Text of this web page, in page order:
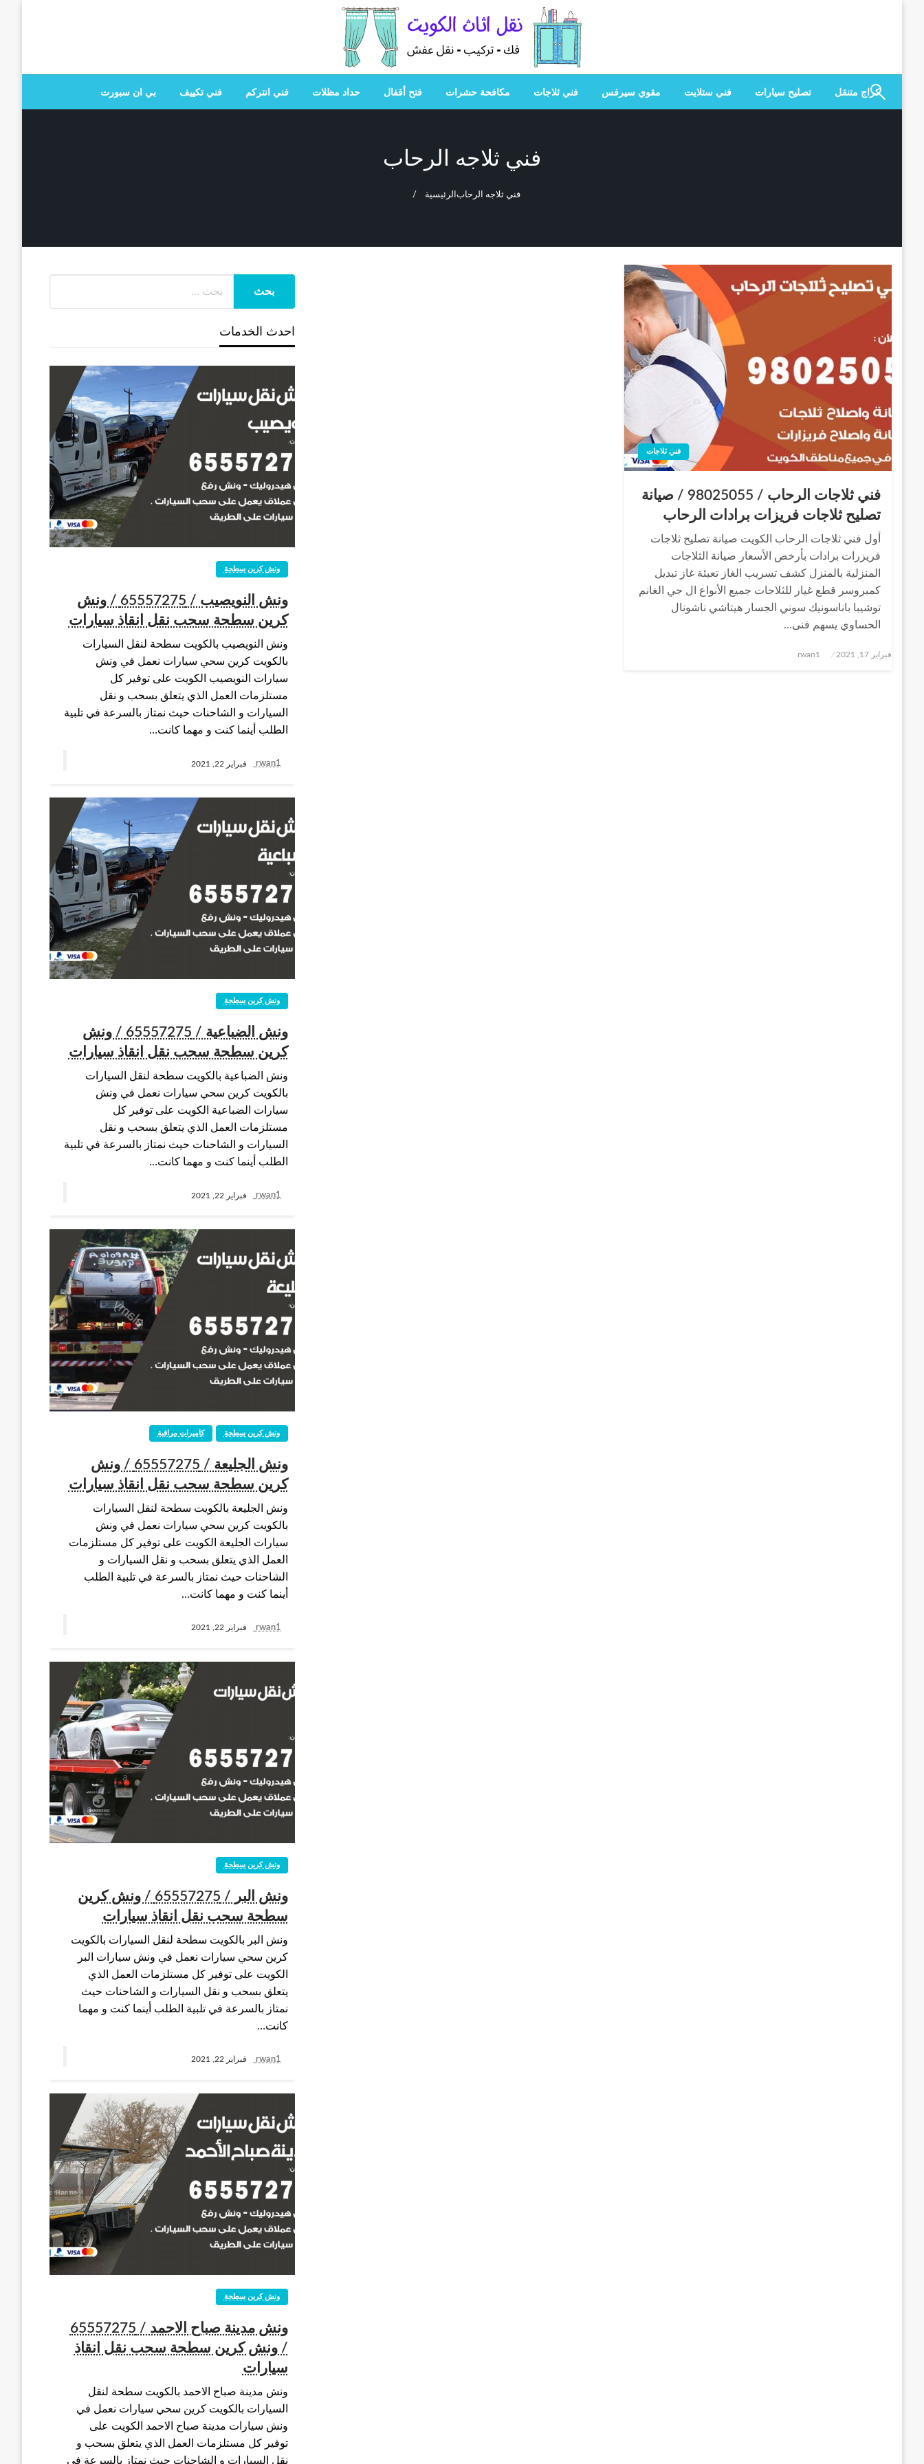
هل تبحث
هل تبحث عن أفضل خدمات بالكويت؟ خدمة فك نقل تركيب صيانة تصليح جميع الخدمات المنزلية في الكويت
كراج متنقل
تصليح سيارات فني ستلايت مقوي سيرفس فني ثلاجات مكافحة حشرات فتح أقفال حداد مظلات فني انتركم فني تكييف بي ان سبورت
فني ثلاجه الرحاب
الرئيسية فني ثلاجه الرحاب
فني ثلاجات
فني ثلاجات الرحاب / 98025055 / صيانة
تصليح ثلاجات فريزات برادات الرحاب
أول فني ثلاجات الرحاب الكويت صيانة تصليح ثلاجات
فريزرات برادات بأرخص الأسعار صيانة الثلاجات
المنزلية بالمنزل كشف تسريب الغاز تعبئة غاز تبديل
كمبروسر قطع غيار للثلاجات جميع الأنواع ال جي الغانم
توشيبا باناسونيك سوني الجسار هيتاشي ناشونال
الحساوي يسهم فنى…
نُشر
فبراير 17, 2021 rwan1
احدث الخدمات
ونش كرين سطحة
ونش النويصيب / 65557275 / ونش
كرين سطحة سحب نقل انقاذ سيارات
ونش النويصيب بالكويت سطحة لنقل السيارات
بالكويت كرين سحي سيارات نعمل في ونش
سيارات النويصيب الكويت على توفير كل
مستلزمات العمل الذي يتعلق بسحب و نقل
السيارات و الشاحنات حيث نمتاز بالسرعة في تلبية
الطلب أينما كنت و مهما كانت…
rwan1 فبراير 22, 2021
ونش كرين سطحة
ونش الضباعية / 65557275 / ونش
كرين سطحة سحب نقل انقاذ سيارات
ونش الضباعية بالكويت سطحة لنقل السيارات
بالكويت كرين سحي سيارات نعمل في ونش
سيارات الضباعية الكويت على توفير كل
مستلزمات العمل الذي يتعلق بسحب و نقل
السيارات و الشاحنات حيث نمتاز بالسرعة في تلبية
الطلب أينما كنت و مهما كانت…
rwan1 فبراير 22, 2021
كاميرات مراقبة ونش كرين سطحة
ونش الجليعة / 65557275 / ونش
كرين سطحة سحب نقل انقاذ سيارات
ونش الجليعة بالكويت سطحة لنقل السيارات
بالكويت كرين سحي سيارات نعمل في ونش
سيارات الجليعة الكويت على توفير كل مستلزمات
العمل الذي يتعلق بسحب و نقل السيارات و
الشاحنات حيث نمتاز بالسرعة في تلبية الطلب
أينما كنت و مهما كانت…
rwan1 فبراير 22, 2021
ونش كرين سطحة
ونش البر / 65557275 / ونش كرين
سطحة سحب نقل انقاذ سيارات
ونش البر بالكويت سطحة لنقل السيارات بالكويت
كرين سحي سيارات نعمل في ونش سيارات البر
الكويت على توفير كل مستلزمات العمل الذي
يتعلق بسحب و نقل السيارات و الشاحنات حيث
نمتاز بالسرعة في تلبية الطلب أينما كنت و مهما
كانت…
rwan1 فبراير 22, 2021
ونش كرين سطحة
ونش مدينة صباح الاحمد / 65557275
/ ونش كرين سطحة سحب نقل انقاذ
سيارات
ونش مدينة صباح الاحمد بالكويت سطحة لنقل
السيارات بالكويت كرين سحي سيارات نعمل في
ونش سيارات مدينة صباح الاحمد الكويت على
توفير كل مستلزمات العمل الذي يتعلق بسحب و
نقل السيارات و الشاحنات حيث نمتاز بالسرعة في